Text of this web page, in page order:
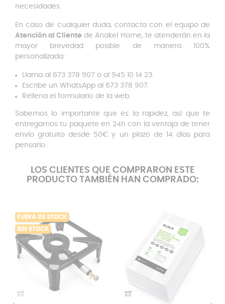
necesidades.
En caso de cualquier duda, contacta con el equipo de
Atención al Cliente de Anakel Home, te atenderán en la
mayor brevedad posible de manera 100%
personalizada:
Llama al 673 378 907 o al 945 10 14 23.
Escribe un WhatsApp al 673 378 907.
Rellena el formulario de la web.
Sabemos lo importante que es la rapidez, así que te
entregamos tu paquete en 24h con la ventaja de tener
envío gratuito desde 50€ y un plazo de 14 días para
pensarlo.
LOS CLIENTES QUE COMPRARON ESTE
PRODUCTO TAMBIÉN HAN COMPRADO:
FUERA DE STOCK
SIN STOCK